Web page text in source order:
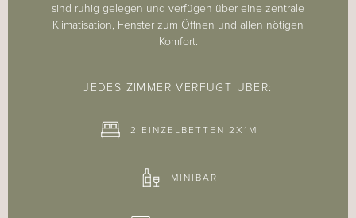
sind ruhig gelegen und verfügen über eine zentrale
Klimatisation, Fenster zum Öffnen und allen nötigen
Komfort.
JEDES ZIMMER VERFÜGT ÜBER:
2 EINZELBETTEN 2X1M
MINIBAR